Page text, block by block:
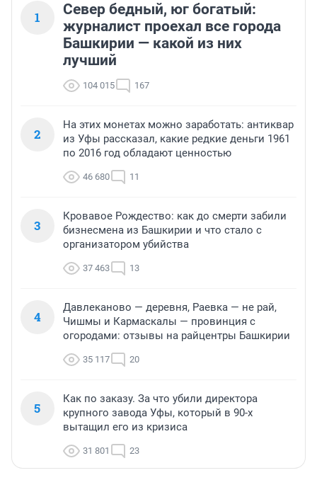
1
Север бедный, юг богатый:
журналист проехал все города
Башкирии — какой из них
лучший
104 015 167
2
На этих монетах можно заработать: антиквар
из Уфы рассказал, какие редкие деньги 1961
по 2016 год обладают ценностью
46 680 11
3
Кровавое Рождество: как до смерти забили
бизнесмена из Башкирии и что стало с
организатором убийства
37 463 13
4
Давлеканово — деревня, Раевка — не рай,
Чишмы и Кармаскалы — провинция с
огородами: отзывы на райцентры Башкирии
35 117 20
5
Как по заказу. За что убили директора
крупного завода Уфы, который в 90-х
вытащил его из кризиса
31 801 23